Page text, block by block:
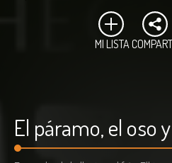
MI LISTA
El páramo, el oso